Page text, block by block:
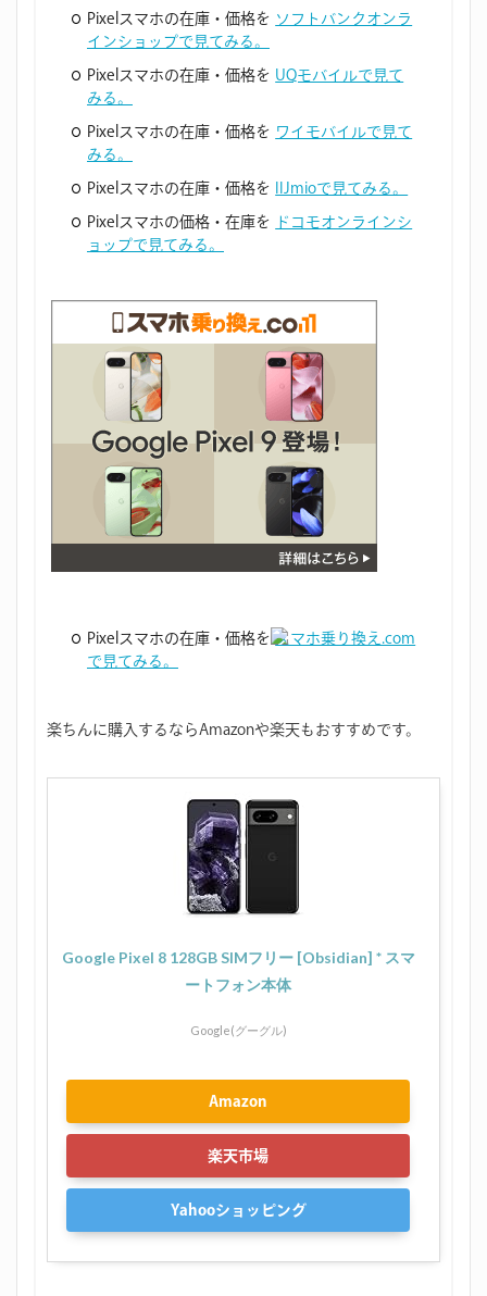
Pixelスマホの在庫・価格を ソフトバンクオンラ
インショップで見てみる。
Pixelスマホの在庫・価格を UQモバイルで見て
みる。
Pixelスマホの在庫・価格を ワイモバイルで見て
みる。
Pixelスマホの在庫・価格を IIJmioで見てみる。
Pixelスマホの価格・在庫を
ドコモオンラインシ
ョップで見てみる。
Pixelスマホの在庫・価格を スマホ乗り換え.com
で見てみる。
楽ちんに購入するならAmazonや楽天もおすすめです。
Google Pixel 8 128GB SIMフリー [Obsidian] * スマ
ートフォン本体
Google(グーグル)
Amazon
楽天市場
Yahooショッピング